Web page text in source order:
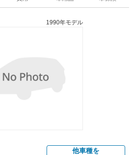
1990年モデル
他車種を